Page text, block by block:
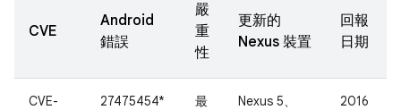
CVE
Android
錯誤
嚴
重
性
更新的
Nexus 裝置
回報
日期
CVE-
27475454*
最
Nexus 5、
2016